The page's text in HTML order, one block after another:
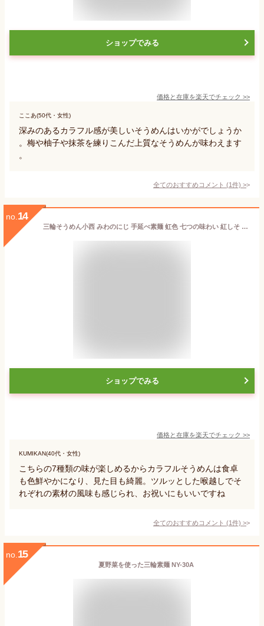
ショップでみる
価格と在庫を楽天でチェック >>
ここあ(50代・女性)
深みのあるカラフル感が美しいそうめんはいかがでしょうか
。梅や柚子や抹茶を練りこんだ上質なそうめんが味わえます
。
全てのおすすめコメント (1件) >
no. 14
三輪そうめん小西 みわのにじ 手延べ素麺 虹色 七つの味わい 紅しそ しょうが トマト よもぎ 青しそ ブルーベリー むらさき芋 白 奈良 三輪そうめん ギフト 夏 お中元 敬老の日 和雑貨 四季彩堂
ショップでみる
価格と在庫を楽天でチェック >>
KUMIKAN(40代・女性)
こちらの7種類の味が楽しめるからカラフルそうめんは食卓
も色鮮やかになり、見た目も綺麗。ツルッとした喉越しでそ
れぞれの素材の風味も感じられ、お祝いにもいいですね
全てのおすすめコメント (1件) >
no. 15
夏野菜を使った三輪素麺 NY-30A